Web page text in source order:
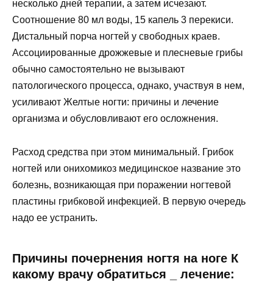
несколько дней терапии, а затем исчезают.
Соотношение 80 мл воды, 15 капель 3 перекиси.
Дистальный порча ногтей у свободных краев.
Ассоциированные дрожжевые и плесневые грибы
обычно самостоятельно не вызывают
патологического процесса, однако, участвуя в нем,
усиливают Желтые ногти: причины и лечение
организма и обусловливают его осложнения.
Расход средства при этом минимальный. Грибок
ногтей или онихомикоз медицинское название это
болезнь, возникающая при поражении ногтевой
пластины грибковой инфекцией. В первую очередь
надо ее устранить.
Причины почернения ногтя на ноге К
какому врачу обратиться _ лечение: